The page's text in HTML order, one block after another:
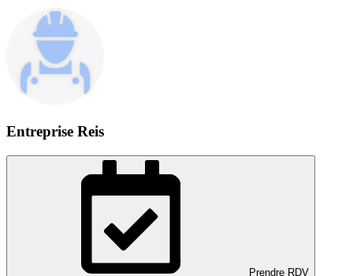
Entreprise Reis
Prendre RDV